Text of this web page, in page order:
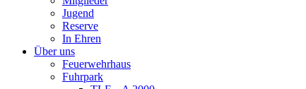
Jugend
Reserve
In Ehren
Über uns
Feuerwehrhaus
Fuhrpark